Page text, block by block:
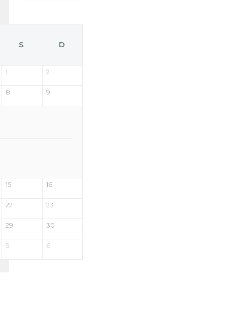
S D
1 2
8 9
15 16
22 23
29 30
5 6